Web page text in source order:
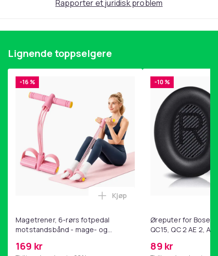
Farge
0
Vekt, gram
Artikkel nr.
f84a7bf9-75e8-4f92-9503-d6caf4bbd7f6
Produktsikkerhetsinformasjon
Rapporter et juridisk problem
Lignende toppselgere
-16 %
Magetrener, 6-rørs fotpedal
motstandsbånd - mage- og
hjemmegymnastikk Pink
169 kr
Legg Magetrener, 6-rørs
Kjøp
-10 %
Øreputer for Bose
QC15, QC 2 AE 2, AE
89 kr